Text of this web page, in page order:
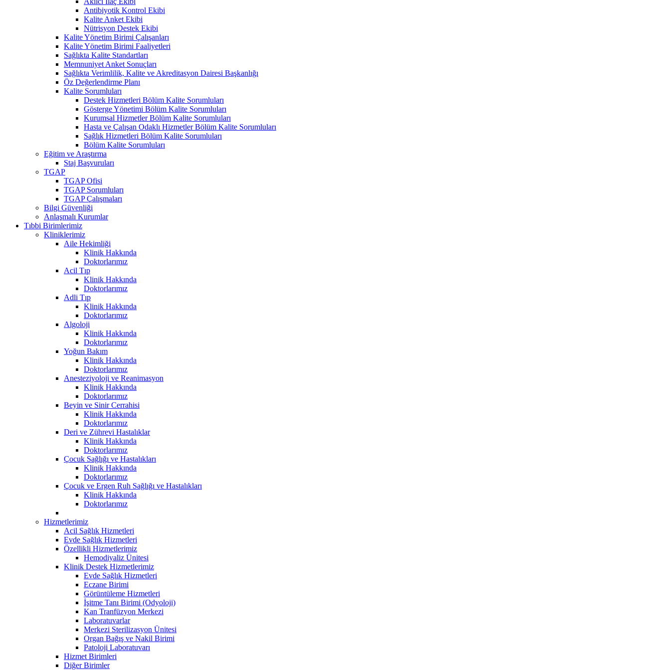
Antibiyotik Kontrol Ekibi
Kalite Anket Ekibi
Nütrisyon Destek Ekibi
Kalite Yönetim Birimi Çalışanları
Kalite Yönetim Birimi Faaliyetleri
Sağlıkta Kalite Standartları
Memnuniyet Anket Sonuçları
Sağlıkta Verimlilik, Kalite ve Akreditasyon Dairesi Başkanlığı
Öz Değerlendirme Planı
Kalite Sorumluları
Destek Hizmetleri Bölüm Kalite Sorumluları
Gösterge Yönetimi Bölüm Kalite Sorumluları
Kurumsal Hizmetler Bölüm Kalite Sorumluları
Hasta ve Çalışan Odaklı Hizmetler Bölüm Kalite Sorumluları
Sağlık Hizmetleri Bölüm Kalite Sorumluları
Bölüm Kalite Sorumluları
Eğitim ve Araştırma
Staj Başvuruları
TGAP
TGAP Ofisi
TGAP Sorumluları
TGAP Çalışmaları
Bilgi Güvenliği
Anlaşmalı Kurumlar
Tıbbi Birimlerimiz
Kliniklerimiz
Aile Hekimliği
Klinik Hakkında
Doktorlarımız
Acil Tıp
Klinik Hakkında
Doktorlarımız
Adli Tıp
Klinik Hakkında
Doktorlarımız
Algoloji
Klinik Hakkında
Doktorlarımız
Yoğun Bakım
Klinik Hakkında
Doktorlarımız
Anesteziyoloji ve Reanimasyon
Klinik Hakkında
Doktorlarımız
Beyin ve Sinir Cerrahisi
Klinik Hakkında
Doktorlarımız
Deri ve Zührevi Hastalıklar
Klinik Hakkında
Doktorlarımız
Çocuk Sağlığı ve Hastalıkları
Klinik Hakkında
Doktorlarımız
Çocuk ve Ergen Ruh Sağlığı ve Hastalıkları
Klinik Hakkında
Doktorlarımız
Hizmetlerimiz
Acil Sağlık Hizmetleri
Evde Sağlık Hizmetleri
Özellikli Hizmetlerimiz
Hemodiyaliz Ünitesi
Klinik Destek Hizmetlerimiz
Evde Sağlık Hizmetleri
Eczane Birimi
Görüntüleme Hizmetleri
İşitme Tanı Birimi (Odyoloji)
Kan Tranfüzyon Merkezi
Laboratuvarlar
Merkezi Sterilizasyon Ünitesi
Organ Bağış ve Nakil Birimi
Patoloji Laboratuvarı
Hizmet Birimleri
Diğer Birimler